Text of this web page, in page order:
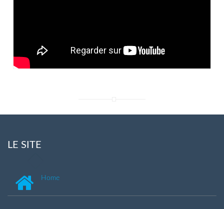
LE SITE
Home